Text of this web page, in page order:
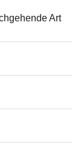
Art